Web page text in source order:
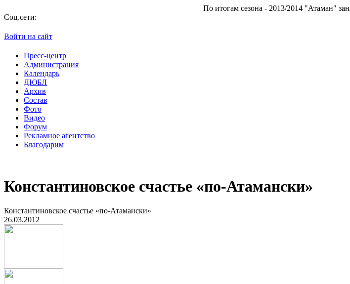
По итогам сезона - 2013/2014 "Атаман" занял 10
Соц.сети:
Войти на сайт
Пресс-центр
Администрация
Календарь
ДЮБЛ
Архив
Состав
Фото
Видео
Форум
Рекламное агентство
Благодарим
Константиновское счастье «по-Атамански»
Константиновское счастье «по-Атамански»
26.03.2012